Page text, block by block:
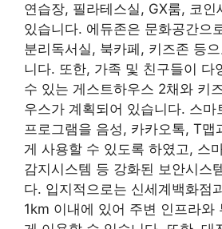
연습장, 필라테스실, GX룸, 코인
있습니다. 에듀존은 문화공간으
분리독서실, 북카페, 키즈존 등
니다. 또한, 가족 및 친구들이 다
수 있는 게스트하우스 2채와 키
우스가 계획되어 있습니다. 스마
프로그램을 음성, 카카오톡, T맵
게 사용할 수 있도록 하였고, 스
감지시스템 등 강화된 보안시스
다. 입지적으로는 신세계백화점
1km 이내에 있어 주변 인프라와